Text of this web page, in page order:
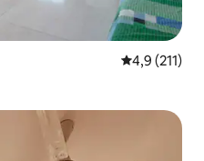
4,9 de uma
4,9 (211)